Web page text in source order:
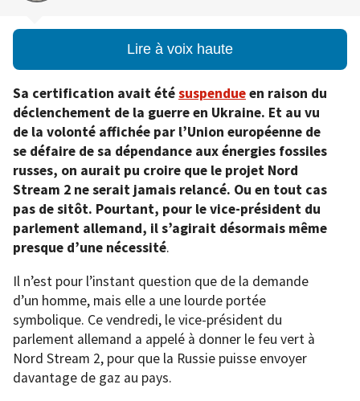
Lire à voix haute
Sa certification avait étésuspendueen raison du
déclenchement de la guerre en Ukraine. Et au vu
de la volonté affichée par l’Union européenne de
se défaire de sa dépendance aux énergies fossiles
russes, on aurait pu croire que le projet Nord
Stream 2 ne serait jamais relancé. Ou en tout cas
pas de sitôt. Pourtant, pour le vice-président du
parlement allemand, il s’agirait désormais même
presque d’une nécessité.
Il n’est pour l’instant question que de la demande
d’un homme, mais elle a une lourde portée
symbolique. Ce vendredi, le vice-président du
parlement allemand a appelé à donner le feu vert à
Nord Stream 2, pour que la Russie puisse envoyer
davantage de gaz au pays.